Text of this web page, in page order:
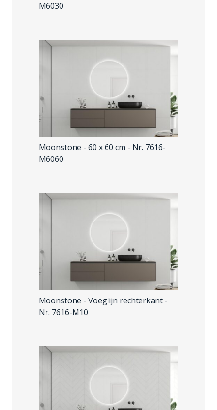
M6030
Moonstone - 60 x 60 cm - Nr. 7616-
M6060
Moonstone - Voeglijn rechterkant -
Nr. 7616-M10